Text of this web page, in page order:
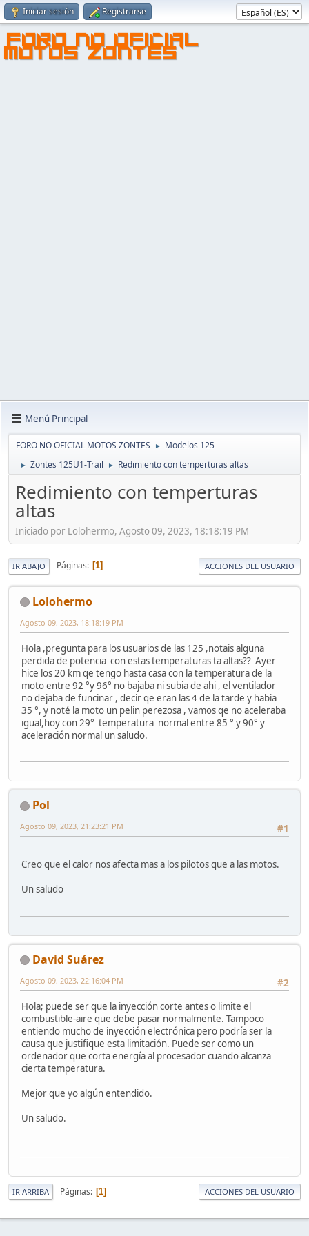
Iniciar sesión Registrarse
FORO NO OFICIAL
MOTOS ZONTES
Menú Principal
FORO NO OFICIAL MOTOS ZONTES ► Modelos 125
► Zontes 125U1-Trail ► Redimiento con temperturas altas
Redimiento con temperturas
altas
Iniciado por Lolohermo, Agosto 09, 2023, 18:18:19 PM
IR ABAJO Páginas 1 ACCIONES DEL USUARIO
Lolohermo
Agosto 09, 2023, 18:18:19 PM
Hola ,pregunta para los usuarios de las 125 ,notais alguna
perdida de potencia con estas temperaturas ta altas?? Ayer
hice los 20 km qe tengo hasta casa con la temperatura de la
moto entre 92 °y 96° no bajaba ni subia de ahi , el ventilador
no dejaba de funcinar , decir qe eran las 4 de la tarde y habia
35 °, y noté la moto un pelin perezosa , vamos qe no aceleraba
igual,hoy con 29° temperatura normal entre 85 ° y 90° y
aceleración normal un saludo.
Pol
#1
Agosto 09, 2023, 21:23:21 PM
Creo que el calor nos afecta mas a los pilotos que a las motos.
Un saludo
David Suárez
#2
Agosto 09, 2023, 22:16:04 PM
Hola; puede ser que la inyección corte antes o limite el
combustible-aire que debe pasar normalmente. Tampoco
entiendo mucho de inyección electrónica pero podría ser la
causa que justifique esta limitación. Puede ser como un
ordenador que corta energía al procesador cuando alcanza
cierta temperatura.
Mejor que yo algún entendido.
Un saludo.
IR ARRIBA Páginas 1 ACCIONES DEL USUARIO